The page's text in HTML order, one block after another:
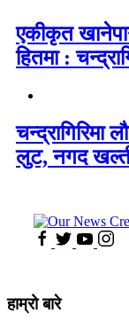
एकीकृत
हितमा :
चन्द्रागिरिमा
लुट, नगद
हाम्रो बारे